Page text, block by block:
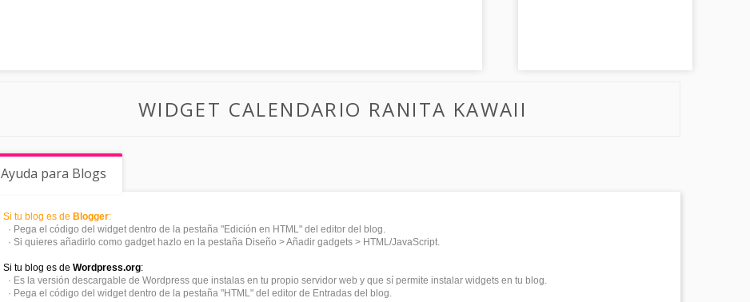
WIDGET CALENDARIO RANITA KAWAII
Ayuda para Blogs
Si tu blog es de Blogger:
· Pega el código del widget dentro de la pestaña "Edición en HTML" del editor del blog.
· Si quieres añadirlo como gadget hazlo en la pestaña Diseño > Añadir gadgets > HTML/JavaScript.
Si tu blog es de Wordpress.org:
· Es la versión descargable de Wordpress que instalas en tu propio servidor web y que sí permite instalar widgets en tu blog.
· Pega el código del widget dentro de la pestaña "HTML" del editor de Entradas del blog.